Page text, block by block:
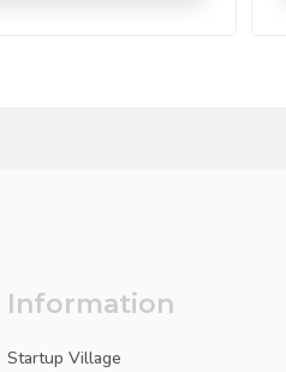
Information
Startup Village